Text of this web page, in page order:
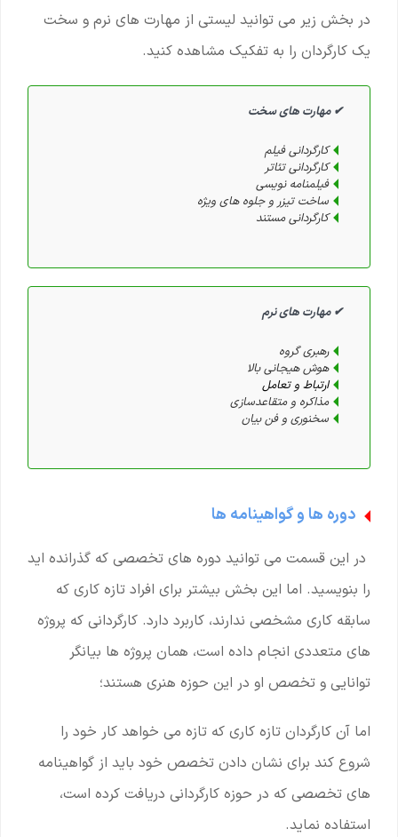
در بخش زیر می توانید لیستی از مهارت های نرم و سخت
یک کارگردان را به تفکیک مشاهده کنید.
✔ مهارت های سخت
کارگردانی فیلم
کارگردانی تئاتر
فیلمنامه نویسی
ساخت تیزر و جلوه های ویژه
کارگردانی مستند
✔ مهارت های نرم
رهبری گروه
هوش هیجانی بالا
ارتباط و تعامل
مذاکره و متقاعدسازی
سخنوری و فن بیان
دوره ها و گواهینامه ها
در این قسمت می توانید دوره های تخصصی که گذرانده اید
را بنویسید. اما این بخش بیشتر برای افراد تازه کاری که
سابقه کاری مشخصی ندارند، کاربرد دارد. کارگردانی که پروژه
های متعددی انجام داده است، همان پروژه ها بیانگر
توانایی و تخصص او در این حوزه هنری هستند؛
اما آن کارگردان تازه کاری که تازه می خواهد کار خود را
شروع کند برای نشان دادن تخصص خود باید از گواهینامه
های تخصصی که در حوزه کارگردانی دریافت کرده است،
استفاده نماید.